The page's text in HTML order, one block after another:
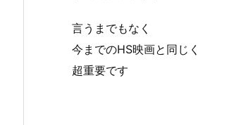
言うまでもなく
今までのHS映画と同じく
超重要です